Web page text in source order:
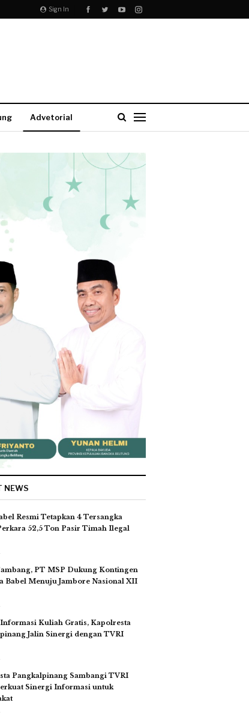
Sign In
Advetorial
NEWS
Resmi Tetapkan 4 Tersangka
52,5 Ton Pasir Timah Ilegal
PT MSP Dukung Kontingen
Babel Menuju Jambore Nasional XII
Kuliah Gratis, Kapolresta
Jalin Sinergi dengan TVRI
Pangkalpinang Sambangi TVRI
Sinergi Informasi untuk